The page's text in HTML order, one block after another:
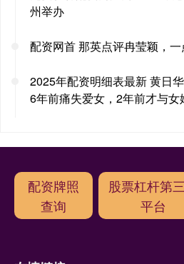
州举办
配资网首 那英点评冉莹颖，
2025年配资明细表最新 黄日
6年前痛失爱女，2年前才与女
配资牌照
查询
股票杠杆第
平台